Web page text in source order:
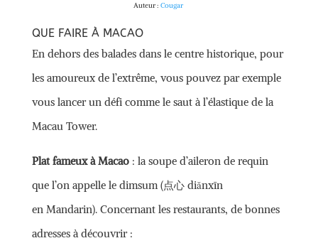
Auteur : Cougar
QUE FAIRE À MACAO
En dehors des balades dans le centre historique, pour
les amoureux de l’extrême, vous pouvez par exemple
vous lancer un défi comme le saut à l’élastique de la
Macau Tower.
Plat fameux à Macao: la soupe d’aileron de requin
que l’on appelle le dimsum (点心 diǎnxīn
en Mandarin). Concernant les restaurants, de bonnes
adresses à découvrir :